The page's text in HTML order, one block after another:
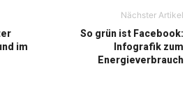
im
Nächster Artikel
So grün ist Facebook:
Infografik zum
Energieverbrauch